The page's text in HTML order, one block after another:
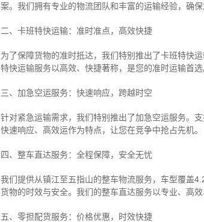
案。我们拥有专业的物流团队和丰富的运输经验，确
二、卡班特快运输：准时准点，高效快捷
为了保障货物的准时抵达，我们特别推出了卡班特快
特快运输服务以高效、快捷著称，是您的准时运输首选
三、加急空运服务：快速响应，跨越时空
针对紧急运输需求，我们特别推出了加急空运服务。
快速响应、高效运作为特点，让您在竞争中抢占先机。
四、整车直达服务：全程保障，安全无忧
我们提供从镇江至五指山的整车物流服务，车型覆盖
货物的时效与安全。我们的整车直达服务以专业、高
五、零担配货服务：价格优惠，时效快捷